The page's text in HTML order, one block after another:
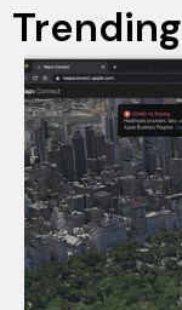
Trending